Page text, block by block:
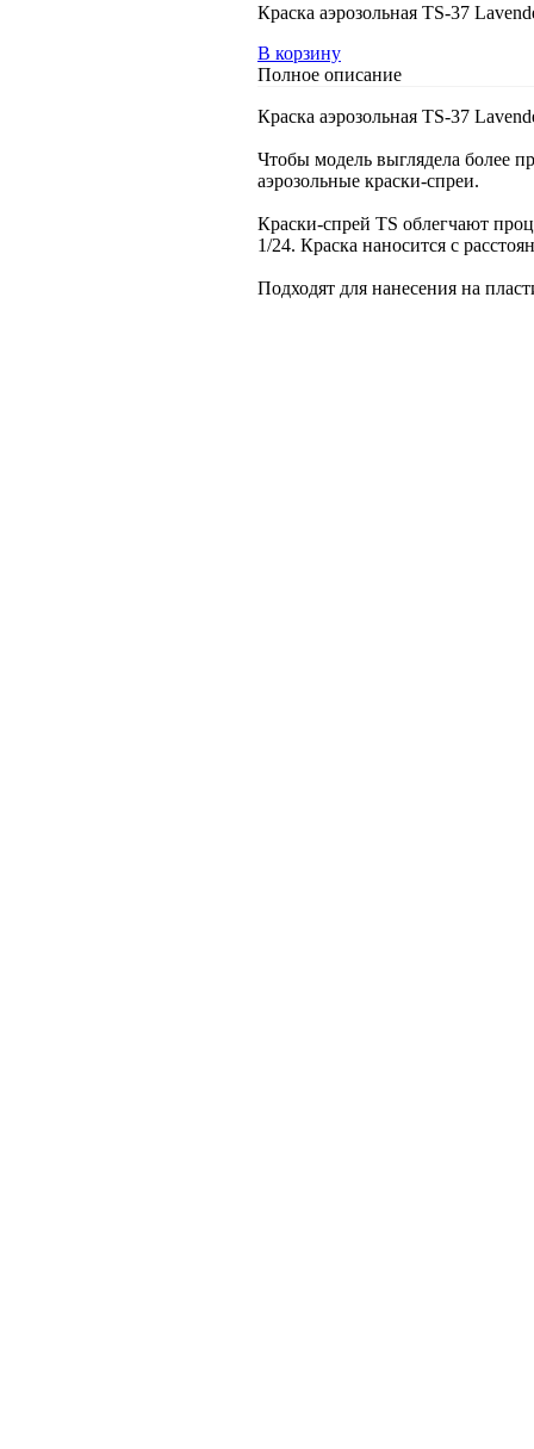
Краска аэрозольная TS-37
В корзину
Полное описание
Краска аэрозольная TS-37
Чтобы модель выглядела более
аэрозольные краски-спреи.
Краски-спрей TS облегчают
1/24. Краска наносится с
Подходят для нанесения на